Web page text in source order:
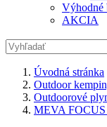
Výhodné
AKCIA
Úvodná stránka
Outdoor
Outdoorové
MEVA FOCUS